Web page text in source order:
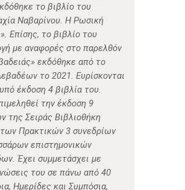
το βιβλίο του
Ναβαρίνου. Η Ρωσική
Επίσης, το βιβλίο του
με αναφορές στο παρελθόν
εκδόθηκε από το
το 2021. Ευρίσκονται
έκδοση 4 βιβλία του.
την έκδοση 9
της Σειράς Βιβλιοθήκη
Πρακτικών 3 συνεδρίων
επιστημονικών
Έχει συμμετάσχει με
του σε πάνω από 40
Ημερίδες και Συμπόσια,